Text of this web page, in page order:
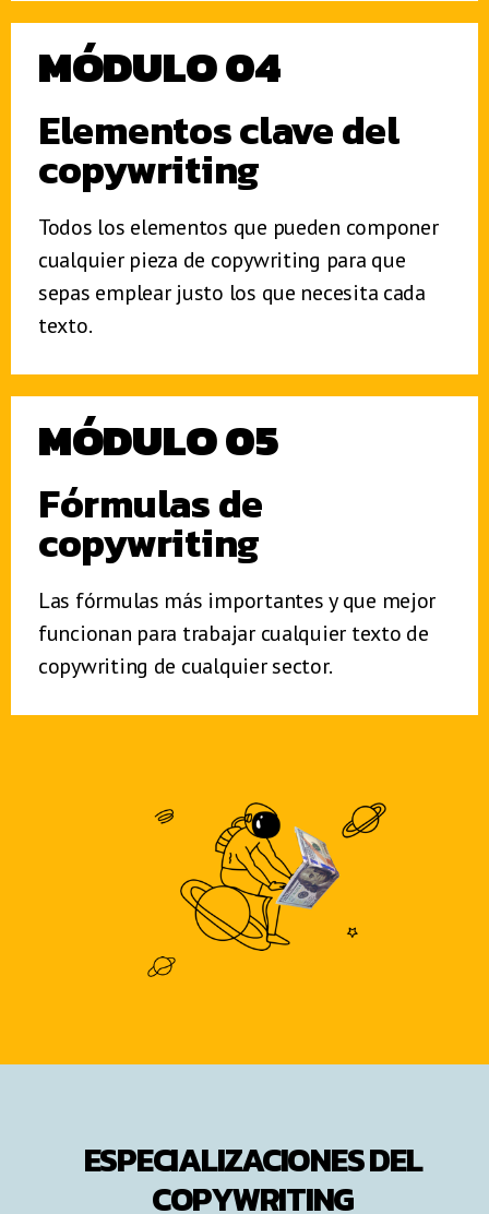
MÓDULO 04
Elementos clave del
copywriting
Todos los elementos que pueden componer
cualquier pieza de copywriting para que
sepas emplear justo los que necesita cada
texto.
MÓDULO 05
Fórmulas de
copywriting
Las fórmulas más importantes y que mejor
funcionan para trabajar cualquier texto de
copywriting de cualquier sector.
ESPECIALIZACIONES DEL
COPYWRITING